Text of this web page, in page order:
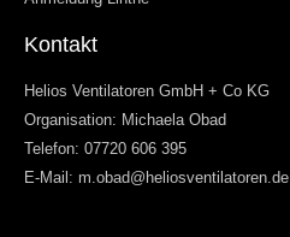
Kontakt
Helios Ventilatoren GmbH + Co KG
Organisation: Michaela Obad
Telefon: 07720 606 395
E-Mail: m.obad@heliosventilatoren.de